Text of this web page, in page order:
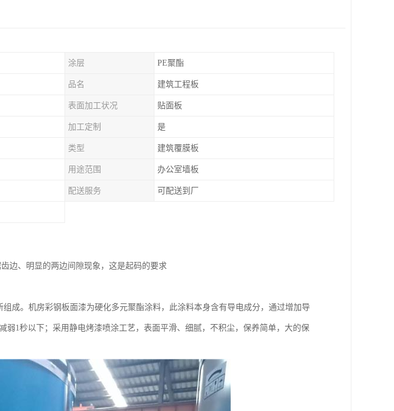
涂层 PE聚酯
品名 建筑工程板
表面加工状况 贴面板
加工定制 是
类型 建筑覆膜板
用途范围 办公室墙板
配送服务 可配送到厂
边、明显的两边间隙现象，这是起码的要求
成。机房彩钢板面漆为硬化多元聚酯涂料，此涂料本身含有导电成分，通过增加导
1秒以下；采用静电烤漆喷涂工艺，表面平滑、细腻，不积尘，保养简单，大的保